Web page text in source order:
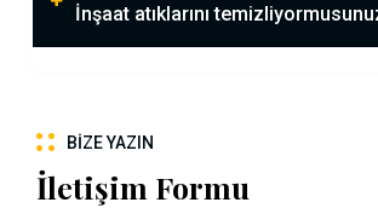
İnşaat atıklarını
BIZE YAZIN
İletişim Formu